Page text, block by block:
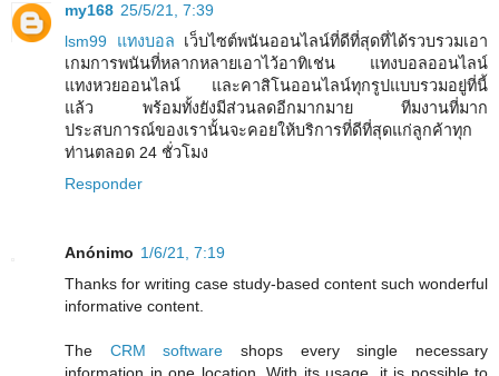
my168 25/5/21, 7:39
lsm99 แทงบอล เว็บไซต์พนันออนไลน์ที่ดีที่สุดที่ได้รวบรวมเอา
เกมการพนันที่หลากหลายเอาไว้อาทิเช่น แทงบอลออนไลน์
แทงหวยออนไลน์ และคาสิโนออนไลน์ทุกรูปแบบรวมอยู่ที่นี้
แล้ว พร้อมทั้งยังมีส่วนลดอีกมากมาย ทีมงานที่มาก
ประสบการณ์ของเรานั้นจะคอยให้บริการที่ดีที่สุดแก่ลูกค้าทุก
ท่านตลอด 24 ชั่วโมง
Responder
Anónimo 1/6/21, 7:19
Thanks for writing case study-based content such wonderful
informative content.
The CRM softwareshops every single necessary